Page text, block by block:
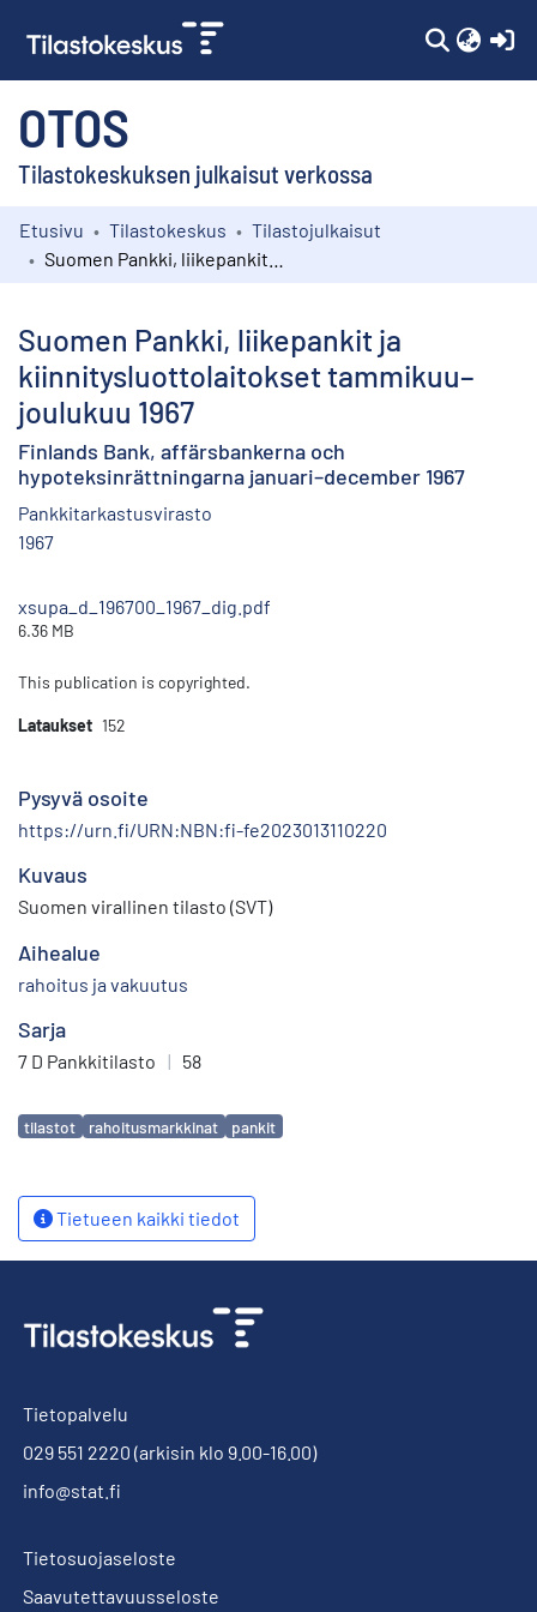
OTOS
Tilastokeskuksen julkaisut verkossa
Kokoelmat
Etusivu Tilastokeskus
Tilastojulkaisut
Suomen Pankki, liikepankit ja
kiinnitysluottolaitokset tammikuu–
joulukuu 1967
Finlands Bank, affärsbankerna och
hypoteksinrättningarna januari–december 1967
Pankkitarkastusvirasto
1967
xsupa_d_196700_1967_dig.pdf
6.36 MB
This publication is copyrighted.
Lataukset 152
Pysyvä osoite
https://urn.fi/URN:NBN:fi-fe2023013110220
Kuvaus
Suomen virallinen tilasto (SVT)
Aihealue
rahoitus ja vakuutus
Sarja
7 D Pankkitilasto | 58
Avainsanat
tilastot rahoitusmarkkinat pankit
Tietueen kaikki tiedot
Tietopalvelu
029 551 2220 (arkisin klo 9.00-16.00)
info@stat.fi
Tietosuojaseloste
Saavutettavuusseloste